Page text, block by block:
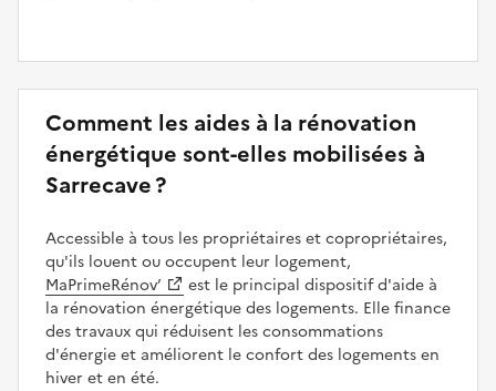
Comment les aides à la rénovation
énergétique sont-elles mobilisées à
Sarrecave ?
Accessible à tous les propriétaires et copropriétaires,
qu'ils louent ou occupent leur logement,
MaPrimeRénov’
est le principal dispositif d'aide à
la rénovation énergétique des logements. Elle finance
des travaux qui réduisent les consommations
d'énergie et améliorent le confort des logements en
hiver et en été.